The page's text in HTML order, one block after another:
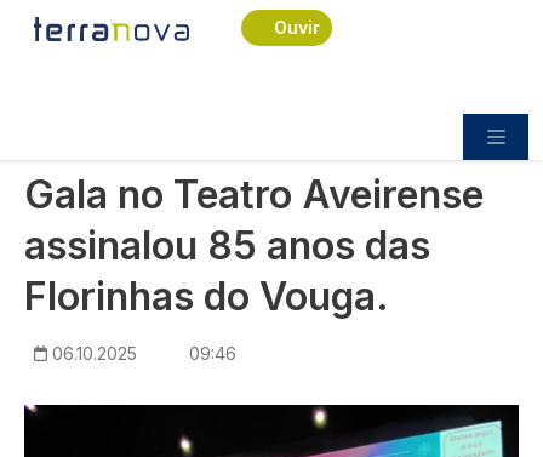
Passar para o conteúdo principal
Ouvir
Navegação estrutural
Início
Praça
Gala no Teatro Aveirense assinalou 85 anos das
Gala no Teatro Aveirense
assinalou 85 anos das
Florinhas do Vouga.
06.10.2025 09:46
Imagem